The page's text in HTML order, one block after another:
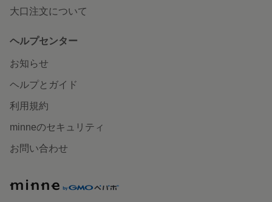
大口注文について
ヘルプセンター
お知らせ
ヘルプとガイド
利用規約
minneのセキュリティ
お問い合わせ